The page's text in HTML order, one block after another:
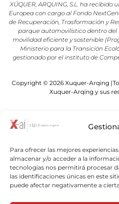
Para ofrecer las mejores
almacenar y/o acceder a la
tecnologías nos permitirá procesar
las identificaciones únicas en este
puede afectar negativamente a
XÚQUER, ARQUING, S.L. ha
Europea con cargo al Fondo
de Recuperación, Trasformación y
parque automovilístico dentro
movilidad eficiente y sostenible
Ministerio para la Transición
gestionado por el instituto de
Copyright © 2026 Xuquer-Arqing
Xuquer-Arqing y sus